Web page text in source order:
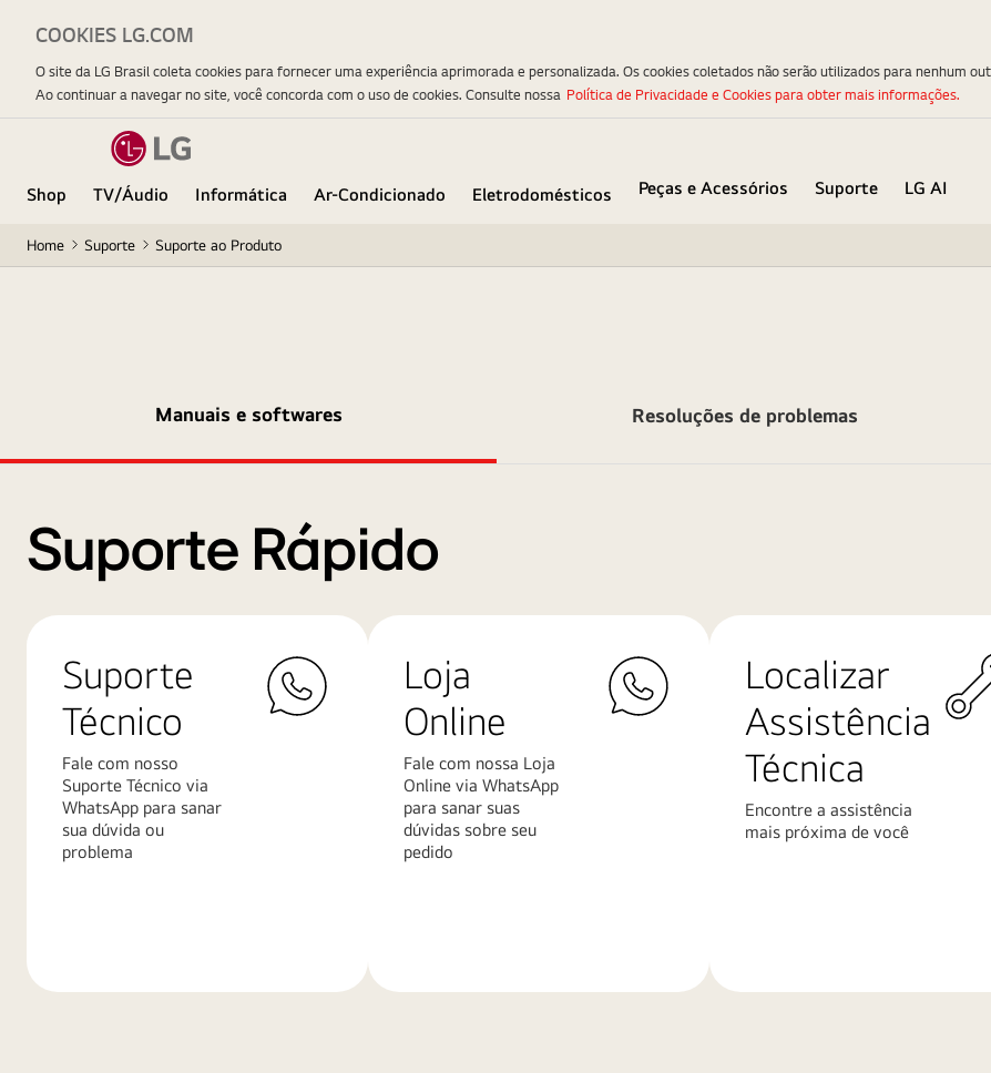
Shop TV/Áudio Informática Ar-Condicionado Eletrodomésticos Peças e Acessórios Suporte
LG AI
Home Suporte Suporte ao Produto
Manuais e softwares Resoluções de problemas
Suporte Rápido
Suporte
Técnico
Fale com nosso
Suporte Técnico via
WhatsApp para sanar
sua dúvida ou
problema
Loja
Online
Fale com nossa Loja
Online via WhatsApp
para sanar suas
dúvidas sobre seu
pedido
Localizar
Assistência
Técnica
Encontre a assistência
mais próxima de você
COOKIES LG.COM
O site da LG Brasil coleta cookies para fornecer uma experiência aprimorada e personalizada. Os cookies coletados não serão utilizados para nenhum
Ao continuar a navegar no site, você concorda com o uso de cookies. Consulte nossa Política de Privacidade e Cookies para obter mais informações.